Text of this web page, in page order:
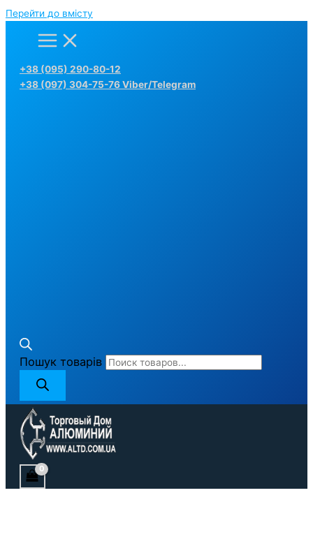
Перейти до вмісту
+38 (095) 290-80-12
+38 (097) 304-75-76 Viber/Telegram
Пошук товарів